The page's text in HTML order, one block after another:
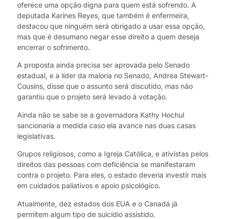
oferece uma opção digna para quem está sofrendo. A
deputada Karines Reyes, que também é enfermeira,
destacou que ninguém será obrigado a usar essa opção,
mas que é desumano negar esse direito a quem deseja
encerrar o sofrimento.
A proposta ainda precisa ser aprovada pelo Senado
estadual, e a líder da maioria no Senado, Andrea Stewart-
Cousins, disse que o assunto será discutido, mas não
garantiu que o projeto será levado à votação.
Ainda não se sabe se a governadora Kathy Hochul
sancionaria a medida caso ela avance nas duas casas
legislativas.
Grupos religiosos, como a Igreja Católica, e ativistas pelos
direitos das pessoas com deficiência se manifestaram
contra o projeto. Para eles, o estado deveria investir mais
em cuidados paliativos e apoio psicológico.
Atualmente, dez estados dos EUA e o Canadá já
permitem algum tipo de suicídio assistido.